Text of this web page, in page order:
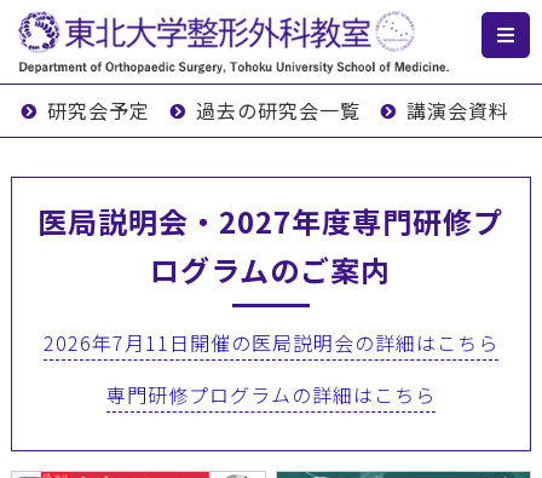
研究会予定 過去の研究会一覧 講演会資料
医局説明会・2027年度専門研修プ
ログラムのご案内
2026年7月11日開催の医局説明会の詳細はこちら
専門研修プログラムの詳細はこちら